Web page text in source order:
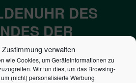
verwalten
wie Cookies, um Geräteinformationen zu
Wir tun dies, um das Browsing-
(nicht) personalisierte Werbung
DES
DER
€